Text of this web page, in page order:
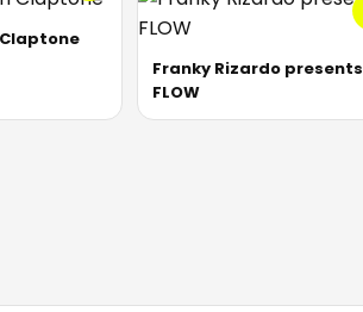
Franky Rizardo presents
FLOW